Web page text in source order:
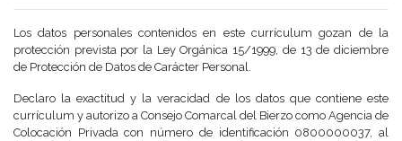
Los datos personales contenidos en este currículum gozan de la
protección prevista por la Ley Orgánica 15/1999, de 13 de diciembre
de Protección de Datos de Carácter Personal.
Declaro la exactitud y la veracidad de los datos que contiene este
currículum y autorizo a Consejo Comarcal del Bierzo como Agencia de
Colocación Privada con número de identificación 0800000037, al